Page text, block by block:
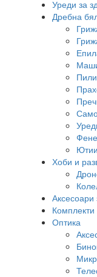
Уреди за
Дребна
Ютии
Хоби и
Оптика